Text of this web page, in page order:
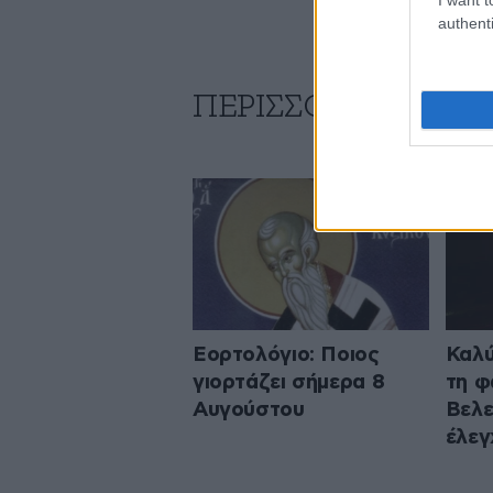
ΠΕΡΙΣΣΟΤΕΡΑ ΑΠΟ
Εορτολόγιο: Ποιος
γιορτάζει σήμερα 8
Αυγούστου
τη